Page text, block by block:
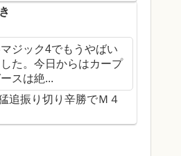
ジック4でもうやばい
た。今日からはカープ
スは絶...
追振り切り辛勝でＭ４